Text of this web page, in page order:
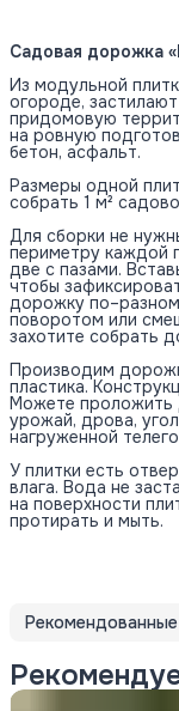
Садовая дорожка
Из модульной
огороде,
придомовую
на ровную
бетон, асфальт.
Размеры одной
собрать 1 м²
Для сборки не
периметру каждой
две с пазами.
чтобы
дорожку
поворотом или
захотите собрать
Производим
пластика.
Можете проложить
урожай, дрова,
нагруженной
У плитки есть
влага. Вода не
на поверхности
протирать и мыть.